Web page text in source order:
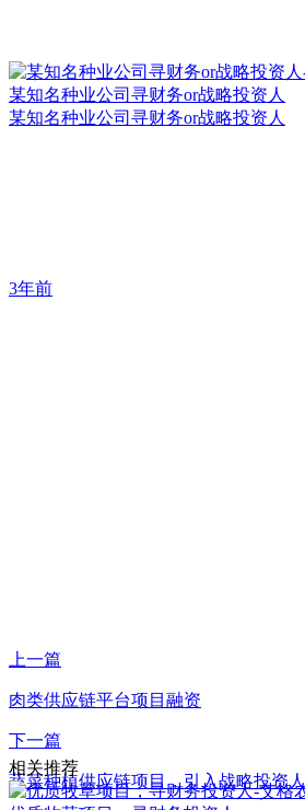
某知名种业公司寻财务or战略投资人
某知名种业公司寻财务or战略投资人
3年前
上一篇
肉类供应链平台项目融资
下一篇
蔬菜种植供应链项目，引入战略投资人
相关推荐